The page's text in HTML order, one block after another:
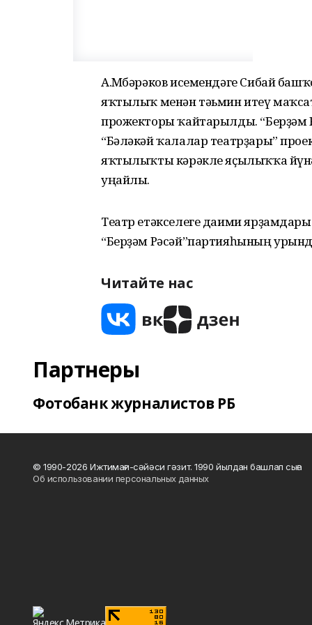
А.Мөбәрәков исемендәге Сибай
яҡтылыҡ менән тәьмин итеү
прожекторы ҡайтарылды. “Берҙәм
“Бәләкәй ҡалалар театрҙары”
яҡтылыҡты кәрәкле яҫылыҡҡа
уңайлы.
Театр етәкселеге даими
“Берҙәм Рәсәй”партияһының
Читайте нас
Партнеры
Фотобанк журналистов РБ
© 1990-2026 Ижтимағи-сәйәси гәзит. 1990 йылдан башлап сыға
Об использовании персональных данных